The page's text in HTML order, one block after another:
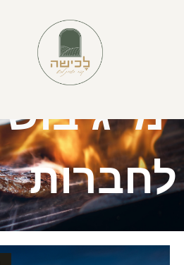
ימי גיבוש
לחברות